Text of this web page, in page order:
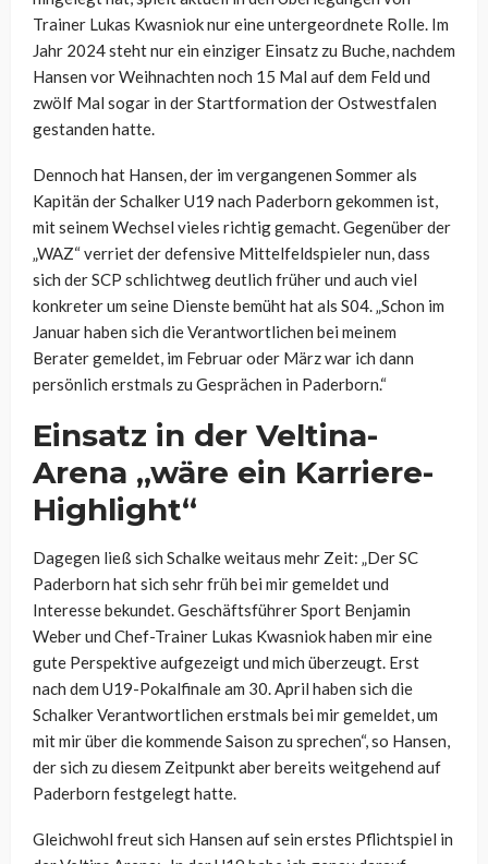
Trainer Lukas Kwasniok nur eine untergeordnete Rolle. Im
Jahr 2024 steht nur ein einziger Einsatz zu Buche, nachdem
Hansen vor Weihnachten noch 15 Mal auf dem Feld und
zwölf Mal sogar in der Startformation der Ostwestfalen
gestanden hatte.
Dennoch hat Hansen, der im vergangenen Sommer als
Kapitän der Schalker U19 nach Paderborn gekommen ist,
mit seinem Wechsel vieles richtig gemacht. Gegenüber der
„WAZ“ verriet der defensive Mittelfeldspieler nun, dass
sich der SCP schlichtweg deutlich früher und auch viel
konkreter um seine Dienste bemüht hat als S04. „Schon im
Januar haben sich die Verantwortlichen bei meinem
Berater gemeldet, im Februar oder März war ich dann
persönlich erstmals zu Gesprächen in Paderborn.“
Einsatz in der Veltina-
Arena „wäre ein Karriere-
Highlight“
Dagegen ließ sich Schalke weitaus mehr Zeit: „Der SC
Paderborn hat sich sehr früh bei mir gemeldet und
Interesse bekundet. Geschäftsführer Sport Benjamin
Weber und Chef-Trainer Lukas Kwasniok haben mir eine
gute Perspektive aufgezeigt und mich überzeugt. Erst
nach dem U19-Pokalfinale am 30. April haben sich die
Schalker Verantwortlichen erstmals bei mir gemeldet, um
mit mir über die kommende Saison zu sprechen“, so Hansen,
der sich zu diesem Zeitpunkt aber bereits weitgehend auf
Paderborn festgelegt hatte.
Gleichwohl freut sich Hansen auf sein erstes Pflichtspiel in